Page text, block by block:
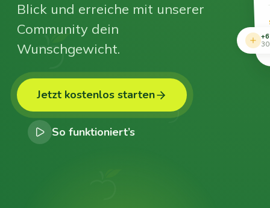
Blick und erreiche mit unserer
Community dein
Wunschgewicht.
Jetzt kostenlos starten
So funktioniert’s